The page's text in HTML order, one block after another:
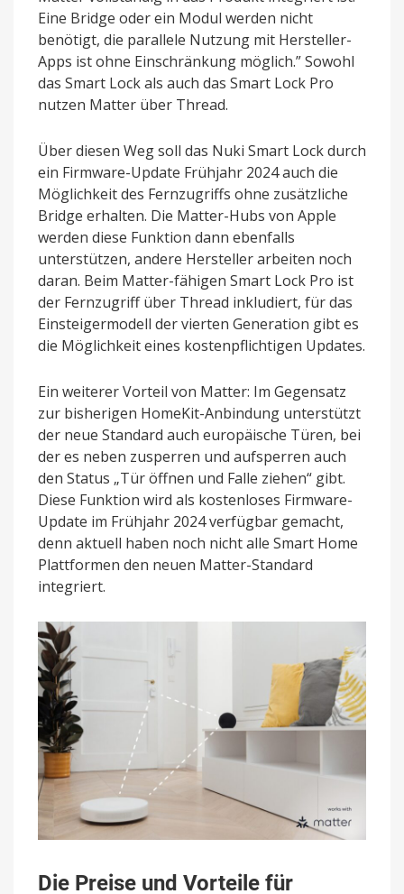
Eine Bridge oder ein Modul werden nicht
benötigt, die parallele Nutzung mit Hersteller-
Apps ist ohne Einschränkung möglich.” Sowohl
das Smart Lock als auch das Smart Lock Pro
nutzen Matter über Thread.
Über diesen Weg soll das Nuki Smart Lock durch
ein Firmware-Update Frühjahr 2024 auch die
Möglichkeit des Fernzugriffs ohne zusätzliche
Bridge erhalten. Die Matter-Hubs von Apple
werden diese Funktion dann ebenfalls
unterstützen, andere Hersteller arbeiten noch
daran. Beim Matter-fähigen Smart Lock Pro ist
der Fernzugriff über Thread inkludiert, für das
Einsteigermodell der vierten Generation gibt es
die Möglichkeit eines kostenpflichtigen Updates.
Ein weiterer Vorteil von Matter: Im Gegensatz
zur bisherigen HomeKit-Anbindung unterstützt
der neue Standard auch europäische Türen, bei
der es neben zusperren und aufsperren auch
den Status „Tür öffnen und Falle ziehen“ gibt.
Diese Funktion wird als kostenloses Firmware-
Update im Frühjahr 2024 verfügbar gemacht,
denn aktuell haben noch nicht alle Smart Home
Plattformen den neuen Matter-Standard
integriert.
Die Preise und Vorteile für